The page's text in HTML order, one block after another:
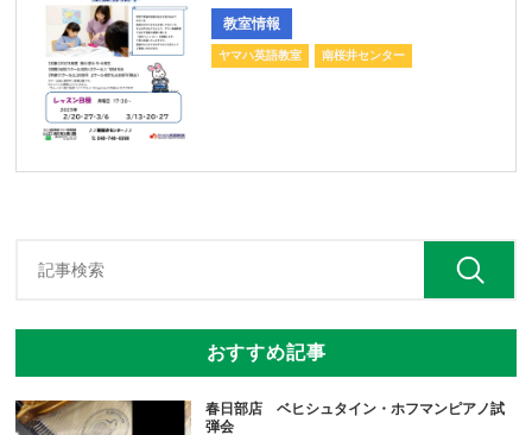
教室情報
ヤマハ英語教室 南桜井センター
おすすめ記事
春日部店 ベヒシュタイン・ホフマンピアノ試
弾会